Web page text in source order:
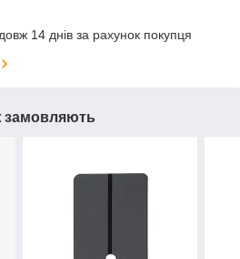
14 днів за рахунок покупця
замовляють